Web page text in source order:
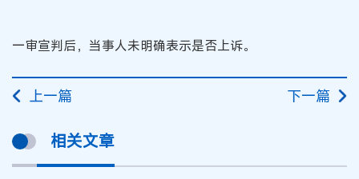
一审宣判后，当事人未明确表示是否上诉。
上一篇 下一篇
相关文章